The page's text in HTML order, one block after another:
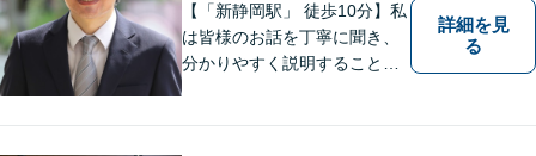
【「新静岡駅」 徒歩10分】私
は皆様のお話を丁寧に聞き、
分かりやすく説明することを
詳細を見
る